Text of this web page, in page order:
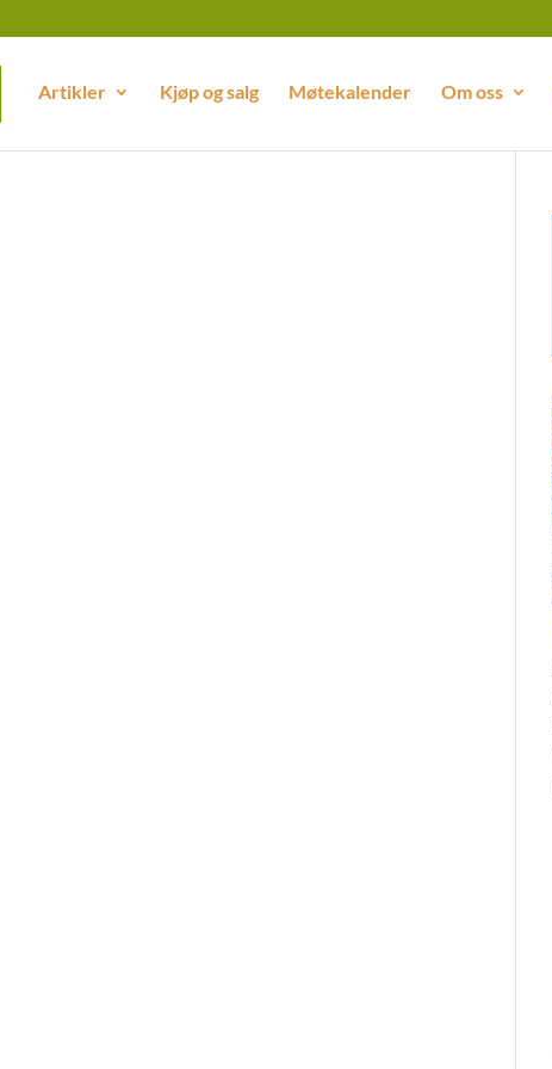
Artikler Kjøp og salg Møtekalender Om oss